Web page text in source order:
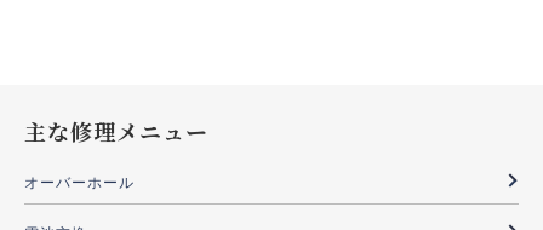
主な修理メニュー
オーバーホール